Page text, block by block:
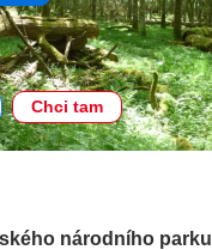
Chci tam
národního parku